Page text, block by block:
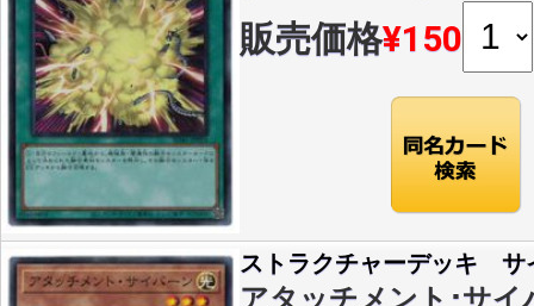
販売価格¥150
ストラクチャーデッキ サ
アタッチメント･サイ